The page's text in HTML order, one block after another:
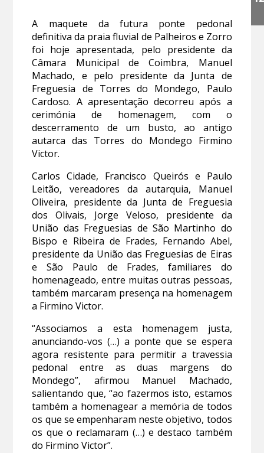
A maquete da futura ponte pedonal
definitiva da praia fluvial de Palheiros e Zorro
foi hoje apresentada, pelo presidente da
Câmara Municipal de Coimbra, Manuel
Machado, e pelo presidente da Junta de
Freguesia de Torres do Mondego, Paulo
Cardoso. A apresentação decorreu após a
cerimónia de homenagem, com o
descerramento de um busto, ao antigo
autarca das Torres do Mondego Firmino
Victor.
Carlos Cidade, Francisco Queirós e Paulo
Leitão, vereadores da autarquia, Manuel
Oliveira, presidente da Junta de Freguesia
dos Olivais, Jorge Veloso, presidente da
União das Freguesias de São Martinho do
Bispo e Ribeira de Frades, Fernando Abel,
presidente da União das Freguesias de Eiras
e São Paulo de Frades, familiares do
homenageado, entre muitas outras pessoas,
também marcaram presença na homenagem
a Firmino Victor.
“Associamos a esta homenagem justa,
anunciando-vos (…) a ponte que se espera
agora resistente para permitir a travessia
pedonal entre as duas margens do
Mondego”, afirmou Manuel Machado,
salientando que, “ao fazermos isto, estamos
também a homenagear a memória de todos
os que se empenharam neste objetivo, todos
os que o reclamaram (…) e destaco também
do Firmino Victor”.